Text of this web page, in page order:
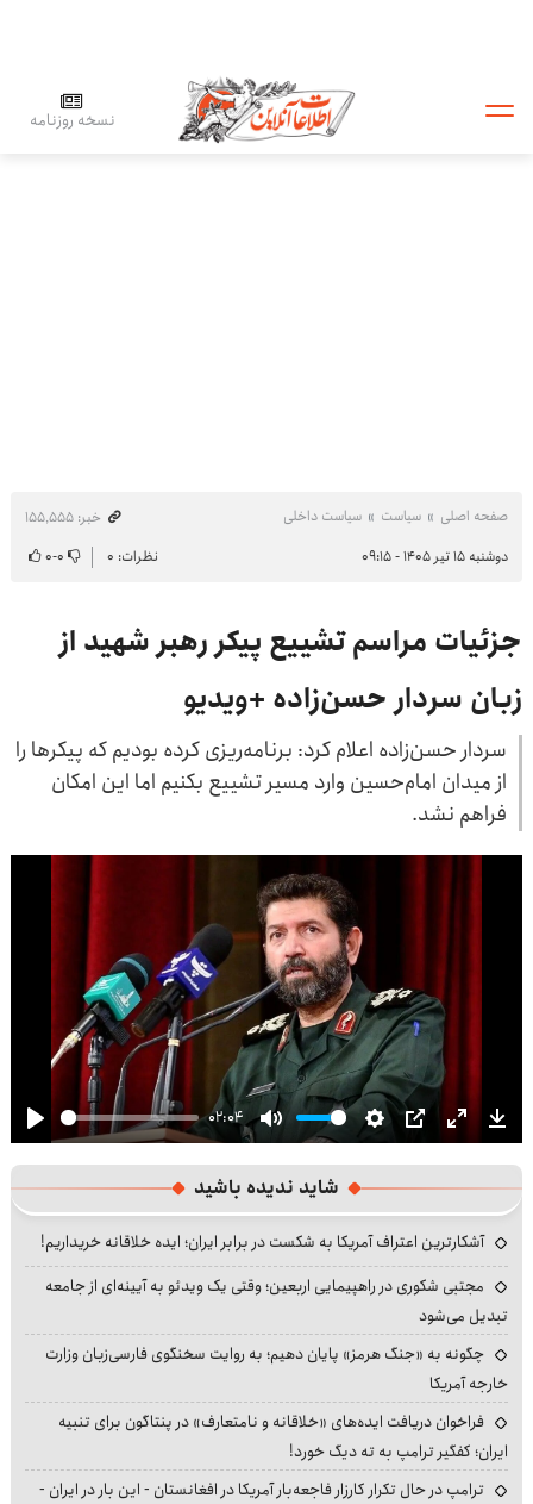
نسخه روزنامه
صفحه اصلی سیاست سیاست داخلی
خبر: ۱۵۵٬۵۵۵
دوشنبه ۱۵ تیر ۱۴۰۵ - ۰۹:۱۵
نظرات: ۰ ۰-۰
جزئیات مراسم تشییع پیکر رهبر شهید از
زبان سردار حسن‌زاده +ویدیو
سردار حسن‌زاده اعلام کرد: برنامه‌ریزی کرده بودیم که پیکرها را
از میدان امام‌حسین وارد مسیر تشییع بکنیم اما این امکان
فراهم نشد.
Play
02:04
Mute Settings
PIP Enter
شاید ندیده باشید
آشکارترین اعتراف آمریکا به شکست در برابر ایران؛ ایده خلاقانه خریداریم!
مجتبی شکوری در راهپیمایی اربعین؛ وقتی یک ویدئو به آیینه‌ای از جامعه
تبدیل می‌شود
چگونه به «جنگ هرمز» پایان دهیم؛ به روایت سخنگوی فارسی‌زبان وزارت
خارجه آمریکا
فراخوان دریافت ایده‌های «خلاقانه و نامتعارف» در پنتاگون برای تنبیه
ایران؛ کفگیر ترامپ به ته دیگ خورد!
ترامپ در حال تکرار کارزار فاجعه‌بار آمریکا در افغانستان - این بار در ایران -